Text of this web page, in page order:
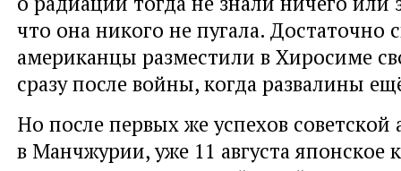
что она никого не пугала. Достаточно
американцы разместили в Хиросиме
сразу после войны, когда развалины
Но после первых же успехов
в Манчжурии, уже 11 августа японское